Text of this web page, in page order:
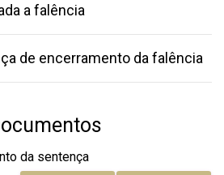
a falência
de encerramento da falência
da sentença